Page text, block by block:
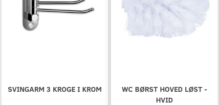
SVINGARM 3 KROGE I KROM
WC BØRST HOVED LØST -
HVID